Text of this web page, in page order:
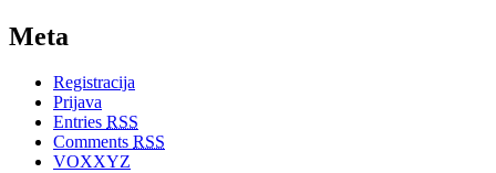
Meta
Registracija
Prijava
Entries RSS
Comments RSS
VOXXYZ